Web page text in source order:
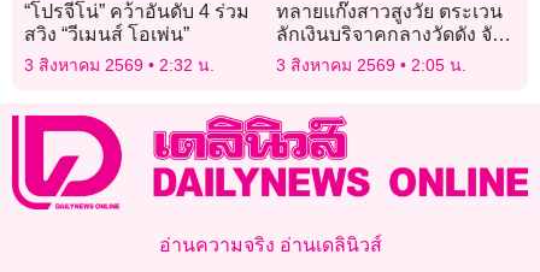
“โปรจีโน่” คว้าอันดับ 4 ร่วม
สวิง “วีเมนส์ โอเพ่น”
3 สิงหาคม 2569 2:32 น.
ทลายแก๊งสาวสูงวัย ตระเวน
ลักเงินบริจาคกลางวัดดัง จับ
ได้ 1 อีก 2 หนีทัน
3 สิงหาคม 2569 2:05 น.
อ่านความจริง อ่านเดลินิวส์